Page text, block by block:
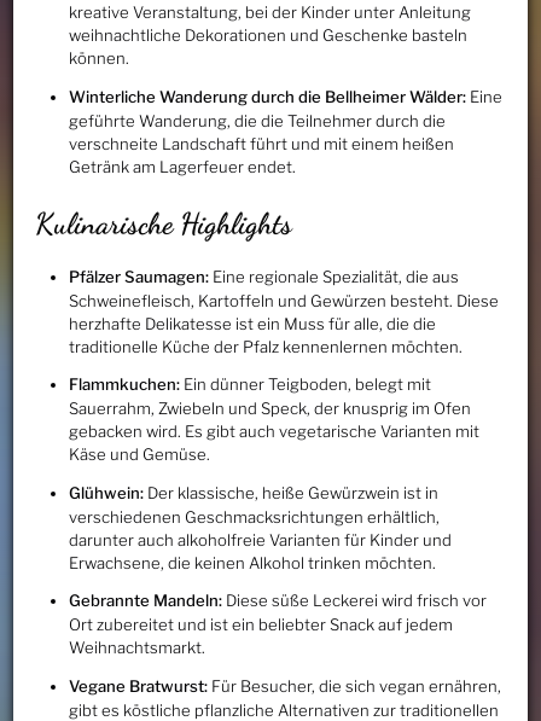
kreative Veranstaltung, bei der Kinder unter Anleitung
weihnachtliche Dekorationen und Geschenke basteln
können.
Winterliche Wanderung durch die Bellheimer Wälder:Eine
geführte Wanderung, die die Teilnehmer durch die
verschneite Landschaft führt und mit einem heißen
Getränk am Lagerfeuer endet.
Kulinarische Highlights
Pfälzer Saumagen:Eine regionale Spezialität, die aus
Schweinefleisch, Kartoffeln und Gewürzen besteht. Diese
herzhafte Delikatesse ist ein Muss für alle, die die
traditionelle Küche der Pfalz kennenlernen möchten.
Flammkuchen:Ein dünner Teigboden, belegt mit
Sauerrahm, Zwiebeln und Speck, der knusprig im Ofen
gebacken wird. Es gibt auch vegetarische Varianten mit
Käse und Gemüse.
Glühwein:Der klassische, heiße Gewürzwein ist in
verschiedenen Geschmacksrichtungen erhältlich,
darunter auch alkoholfreie Varianten für Kinder und
Erwachsene, die keinen Alkohol trinken möchten.
Gebrannte Mandeln:Diese süße Leckerei wird frisch vor
Ort zubereitet und ist ein beliebter Snack auf jedem
Weihnachtsmarkt.
Vegane Bratwurst:Für Besucher, die sich vegan ernähren,
gibt es köstliche pflanzliche Alternativen zur traditionellen